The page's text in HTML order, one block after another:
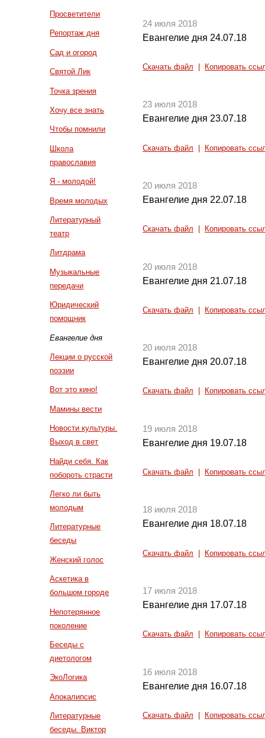
Просветители
Репортаж дня
Сад и огород
Святой Лик
Точка зрения
Хочу все знать
Чтобы помнили
Школа
православия
Я - молодой!
Время молодых
Литературный
театр
Литдрама
Музыкальные
передачи
Юридический
помощник
Евангелие дня
Лекции о русской
поэзии
Вот это кино!
Мамины вести
Новости культуры.
Выход в свет
Найди себя. Как
побороть страсти
Легко ли быть
молодым
Литературные
беседы
Женский голос
Аскетика в
большом городе
Непотерянное
поколение
Беседы с
диетологом
ЭкоЛогика
Апокалипсис
Литературные
беседы. Виктор
24 июля 2018
Евангелие дня 24.07.18
Скачать файл Копировать
23 июля 2018
Евангелие дня 23.07.18
Скачать файл Копировать
20 июля 2018
Евангелие дня 22.07.18
Скачать файл Копировать
20 июля 2018
Евангелие дня 21.07.18
Скачать файл Копировать
20 июля 2018
Евангелие дня 20.07.18
Скачать файл Копировать
19 июля 2018
Евангелие дня 19.07.18
Скачать файл Копировать
18 июля 2018
Евангелие дня 18.07.18
Скачать файл Копировать
17 июля 2018
Евангелие дня 17.07.18
Скачать файл Копировать
16 июля 2018
Евангелие дня 16.07.18
Скачать файл Копировать